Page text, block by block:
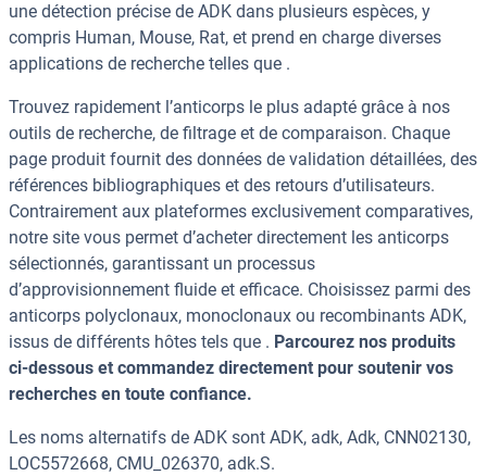
une détection précise de ADK dans plusieurs espèces, y
compris Human, Mouse, Rat, et prend en charge diverses
applications de recherche telles que .
Trouvez rapidement l’anticorps le plus adapté grâce à nos
outils de recherche, de filtrage et de comparaison. Chaque
page produit fournit des données de validation détaillées, des
références bibliographiques et des retours d’utilisateurs.
Contrairement aux plateformes exclusivement comparatives,
notre site vous permet d’acheter directement les anticorps
sélectionnés, garantissant un processus
d’approvisionnement fluide et efficace. Choisissez parmi des
anticorps polyclonaux, monoclonaux ou recombinants ADK,
issus de différents hôtes tels que . Parcourez nos produits
ci-dessous et commandez directement pour soutenir vos
recherches en toute confiance.
Les noms alternatifs de ADK sont ADK, adk, Adk, CNN02130,
LOC5572668, CMU_026370, adk.S.